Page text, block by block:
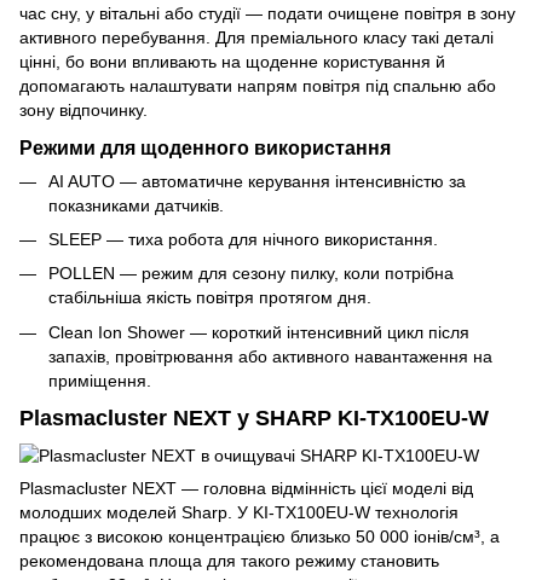
час сну, у вітальні або студії — подати очищене повітря в зону
активного перебування. Для преміального класу такі деталі
цінні, бо вони впливають на щоденне користування й
допомагають налаштувати напрям повітря під спальню або
зону відпочинку.
Режими для щоденного використання
AI AUTO — автоматичне керування інтенсивністю за
показниками датчиків.
SLEEP — тиха робота для нічного використання.
POLLEN — режим для сезону пилку, коли потрібна
стабільніша якість повітря протягом дня.
Clean Ion Shower — короткий інтенсивний цикл після
запахів, провітрювання або активного навантаження на
приміщення.
Plasmacluster NEXT у SHARP KI-TX100EU-W
Plasmacluster NEXT — головна відмінність цієї моделі від
молодших моделей Sharp. У KI-TX100EU-W технологія
працює з високою концентрацією близько 50 000 іонів/см³, а
рекомендована площа для такого режиму становить